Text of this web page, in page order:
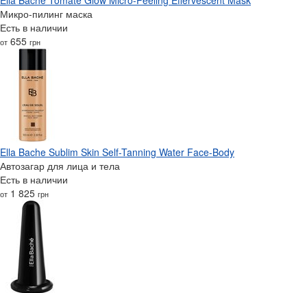
Микро-пилинг маска
Есть в наличии
от 655 грн
Ella Bache Sublim Skin Self-Tanning Water Face-Body
Автозагар для лица и тела
Есть в наличии
от 1 825 грн